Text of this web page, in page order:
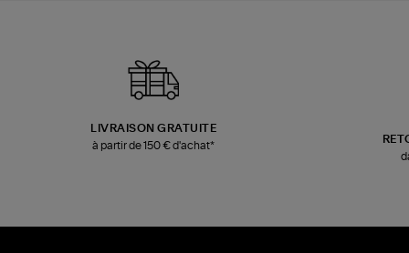
LIVRAISON GRATUITE
à partir de 150 € d'achat*